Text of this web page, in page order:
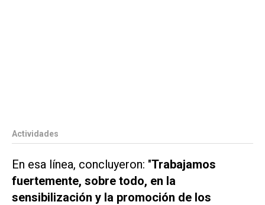
Actividades
En esa línea, concluyeron: "Trabajamos
fuertemente, sobre todo, en la
sensibilización y la promoción de los